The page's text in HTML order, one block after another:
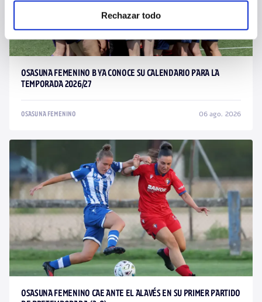
Rechazar todo
OSASUNA FEMENINO B YA CONOCE SU CALENDARIO PARA LA
TEMPORADA 2026/27
OSASUNA FEMENINO 06 ago. 2026
OSASUNA FEMENINO CAE ANTE EL ALAVÉS EN SU PRIMER PARTIDO